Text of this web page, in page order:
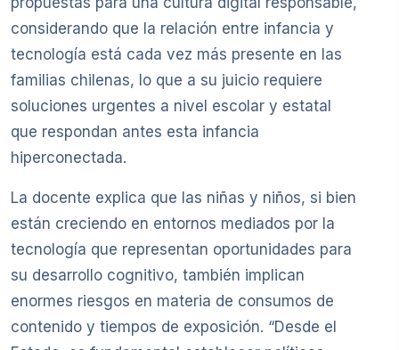
considerando que la relación entre infancia y
tecnología está cada vez más presente en las
familias chilenas, lo que a su juicio requiere
soluciones urgentes a nivel escolar y estatal
que respondan antes esta infancia
hiperconectada.
La docente explica que las niñas y niños, si bien
están creciendo en entornos mediados por la
tecnología que representan oportunidades para
su desarrollo cognitivo, también implican
enormes riesgos en materia de consumos de
contenido y tiempos de exposición. “Desde el